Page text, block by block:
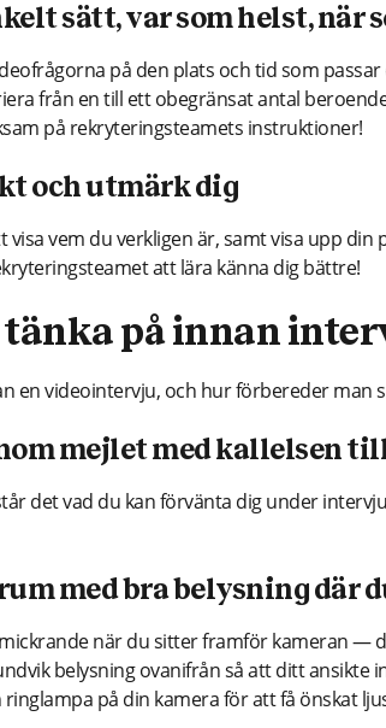
sätt, var som helst, när
på den plats och tid som
från en till ett obegränsat antal
på rekryteringsteamets instruktioner!
och utmärk dig
visa vem du verkligen är, samt visa upp
att lära känna dig bättre!
tänka på innan
en videointervju, och hur förbereder man
mejlet med kallelsen
det vad du kan förvänta dig under
med bra belysning där
när du sitter framför kameran —
belysning ovanifrån så att ditt ansikte
på din kamera för att få önskat